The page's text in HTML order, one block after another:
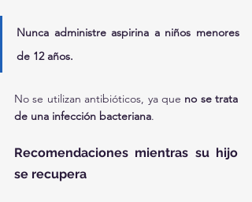
Nunca administre aspirina a niños menores
de 12 años.
No se utilizan antibióticos, ya que no se trata
de una infección bacteriana.
Recomendaciones mientras su hijo
se recupera